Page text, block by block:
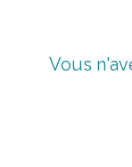
Vous